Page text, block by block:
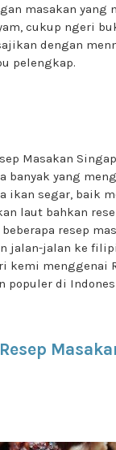
masakan yang
cukup ngeri
dengan
pelengkap.
Masakan
banyak yang
ikan segar, baik
laut bahkan
resep
jalan-jalan ke
kemi menggenai
populer di